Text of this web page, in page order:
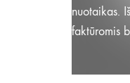
nuotaikas.
faktūromis